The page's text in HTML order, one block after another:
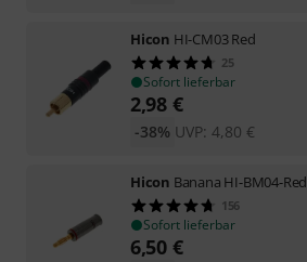
Hicon HI-CM03 Red
25
Sofort lieferbar
2,98 €
UVP: 4,80 €
-38%
Hicon Banana HI-BM04-Red
156
Sofort lieferbar
6,50 €